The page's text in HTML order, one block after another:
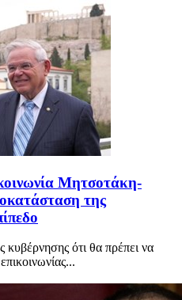
Μητσοτάκη-
της
κυβέρνησης ότι θα πρέπει να